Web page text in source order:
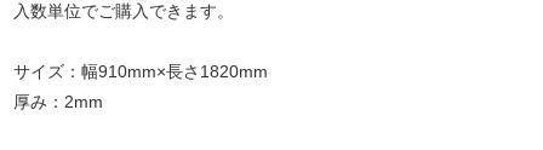
入数単位でご購入できます。
サイズ：幅910mm×長さ1820mm
厚み：2mm